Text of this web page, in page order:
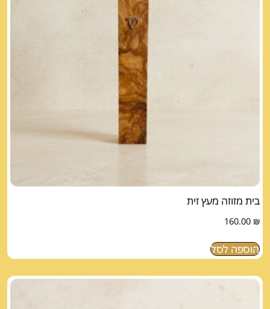
בית מזוזה מעץ זית
160.00 ₪
הוספה לסל